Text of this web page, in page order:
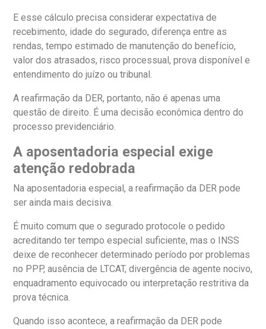
E esse cálculo precisa considerar expectativa de
recebimento, idade do segurado, diferença entre as
rendas, tempo estimado de manutenção do benefício,
valor dos atrasados, risco processual, prova disponível e
entendimento do juízo ou tribunal.
A reafirmação da DER, portanto, não é apenas uma
questão de direito. É uma decisão econômica dentro do
processo previdenciário.
A aposentadoria especial exige
atenção redobrada
Na aposentadoria especial, a reafirmação da DER pode
ser ainda mais decisiva.
É muito comum que o segurado protocole o pedido
acreditando ter tempo especial suficiente, mas o INSS
deixe de reconhecer determinado período por problemas
no PPP, ausência de LTCAT, divergência de agente nocivo,
enquadramento equivocado ou interpretação restritiva da
prova técnica.
Quando isso acontece, a reafirmação da DER pode